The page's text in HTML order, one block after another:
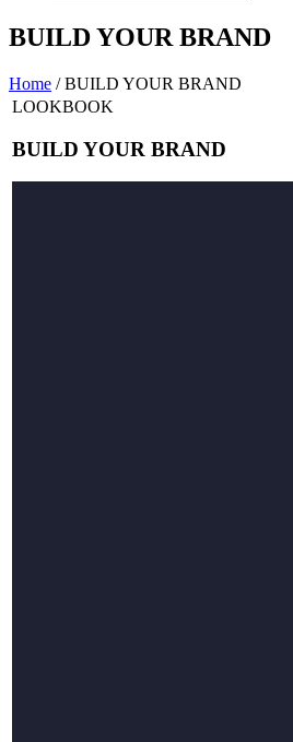
BUILD YOUR BRAND
Home /BUILD YOUR BRAND
LOOKBOOK
BUILD YOUR BRAND